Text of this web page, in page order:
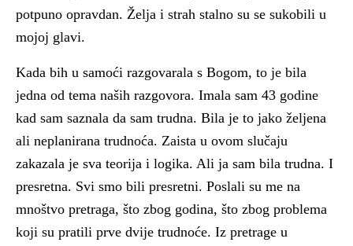
potpuno opravdan. Želja i strah stalno su se sukobili u
mojoj glavi.
Kada bih u samoći razgovarala s Bogom, to je bila
jedna od tema naših razgovora. Imala sam 43 godine
kad sam saznala da sam trudna. Bila je to jako željena
ali neplanirana trudnoća. Zaista u ovom slučaju
zakazala je sva teorija i logika. Ali ja sam bila trudna. I
presretna. Svi smo bili presretni. Poslali su me na
mnoštvo pretraga, što zbog godina, što zbog problema
koji su pratili prve dvije trudnoće. Iz pretrage u